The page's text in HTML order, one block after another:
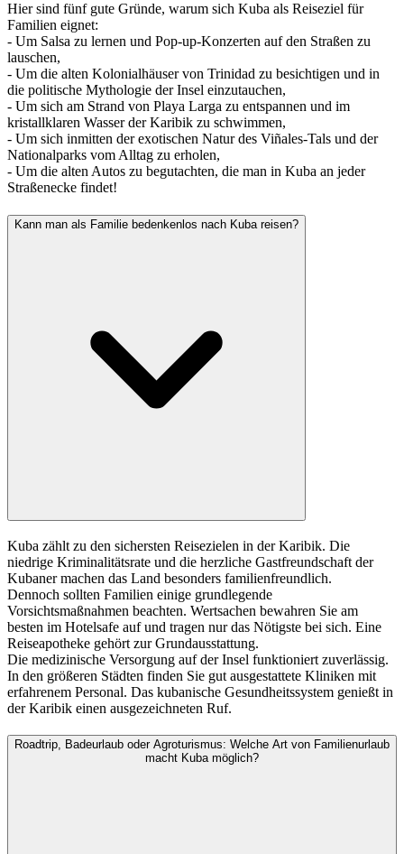
Hier sind fünf gute Gründe, warum sich Kuba als Reiseziel für
Familien eignet:
- Um Salsa zu lernen und Pop-up-Konzerten auf den Straßen zu
lauschen,
- Um die alten Kolonialhäuser von Trinidad zu besichtigen und in
die politische Mythologie der Insel einzutauchen,
- Um sich am Strand von Playa Larga zu entspannen und im
kristallklaren Wasser der Karibik zu schwimmen,
- Um sich inmitten der exotischen Natur des Viñales-Tals und der
Nationalparks vom Alltag zu erholen,
- Um die alten Autos zu begutachten, die man in Kuba an jeder
Straßenecke findet!
Kann man als Familie bedenkenlos nach Kuba reisen?
Kuba zählt zu den sichersten Reisezielen in der Karibik. Die
niedrige Kriminalitätsrate und die herzliche Gastfreundschaft der
Kubaner machen das Land besonders familienfreundlich.
Dennoch sollten Familien einige grundlegende
Vorsichtsmaßnahmen beachten. Wertsachen bewahren Sie am
besten im Hotelsafe auf und tragen nur das Nötigste bei sich. Eine
Reiseapotheke gehört zur Grundausstattung.
Die medizinische Versorgung auf der Insel funktioniert zuverlässig.
In den größeren Städten finden Sie gut ausgestattete Kliniken mit
erfahrenem Personal. Das kubanische Gesundheitssystem genießt in
der Karibik einen ausgezeichneten Ruf.
Roadtrip, Badeurlaub oder Agroturismus: Welche Art von Familienurlaub
macht Kuba möglich?